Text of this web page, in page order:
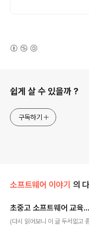
쉽게 살 수 있을까 ?
구독하기
소프트웨어 이야기 의
초중고 소프트웨어 교육...
(다시 읽어보니 이 글 두서없고